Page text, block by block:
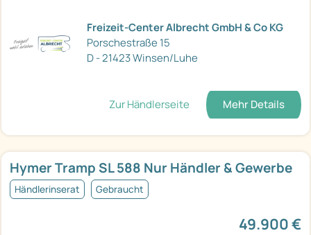
Freizeit-Center Albrecht GmbH & Co KG
Porschestraße 15
D - 21423 Winsen/Luhe
Zur Händlerseite Mehr Details
Hymer Tramp SL 588 Nur Händler & Gewerbe
Händlerinserat Gebraucht
49.900 €